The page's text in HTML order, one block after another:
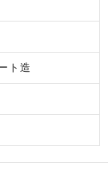
ト造